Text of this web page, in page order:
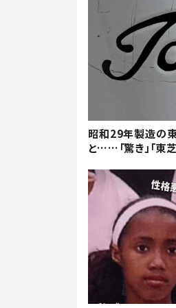
昭和29年製造の
と……「驚き」「東